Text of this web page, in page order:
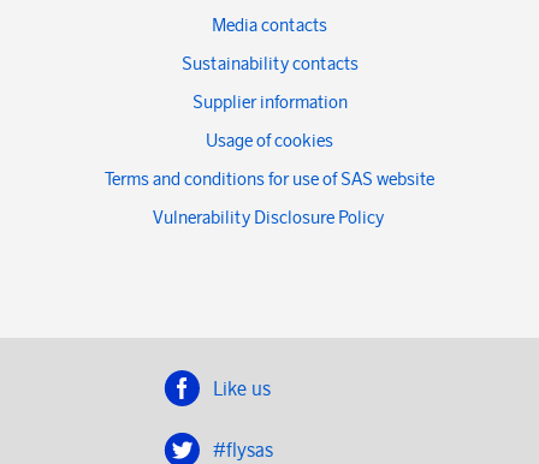
Media contacts
Sustainability contacts
Supplier information
Usage of cookies
Terms and conditions for use of SAS website
Vulnerability Disclosure Policy
Like us
#flysas